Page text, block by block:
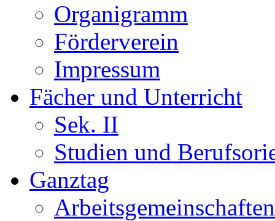
Organigramm
Förderverein
Impressum
Fächer und Unterricht
Sek. II
Studien und
Ganztag
Arbeitsgemeinschaften